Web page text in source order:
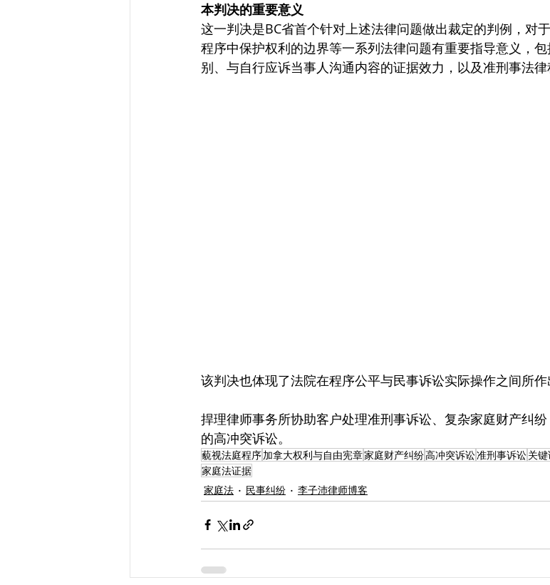
本判决的重要意义
这一判决是BC省首个针对上述法律问题做出裁定的判例，对
程序中保护权利的边界等一系列法律问题有重要指导意义，
别、与自行应诉当事人沟通内容的证据效力，以及准刑事法律
该判决也体现了法院在程序公平与民事诉讼实际操作之间所作
捍理律师事务所协助客户处理准刑事诉讼、复杂家庭财产纠
的高冲突诉讼。
藐视法庭程序加拿大权利与自由宪章家庭财产纠纷高冲突诉讼准刑事诉讼关
家庭法证据
家庭法
民事纠纷 李子沛律师博客